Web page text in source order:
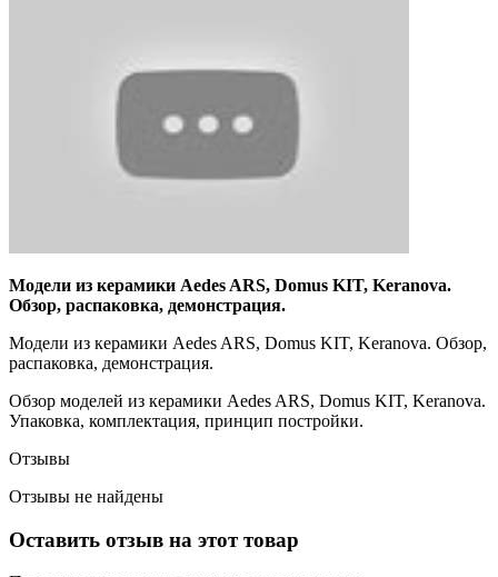
Модели из керамики Aedes ARS, Domus KIT, Keranova.
Обзор, распаковка, демонстрация.
Модели из керамики Aedes ARS, Domus KIT, Keranova. Обзор,
распаковка, демонстрация.
Обзор моделей из керамики Aedes ARS, Domus KIT, Keranova.
Упаковка, комплектация, принцип постройки.
Отзывы
Отзывы не найдены
Оставить отзыв на этот товар